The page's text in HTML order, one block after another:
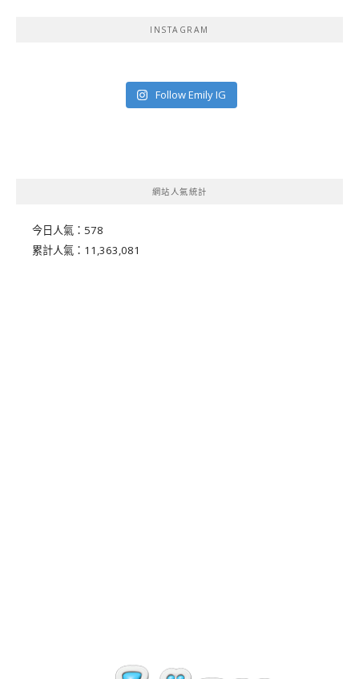
INSTAGRAM
Follow Emily IG
網站人氣統計
今日人氣： 578
累計人氣： 11,363,081